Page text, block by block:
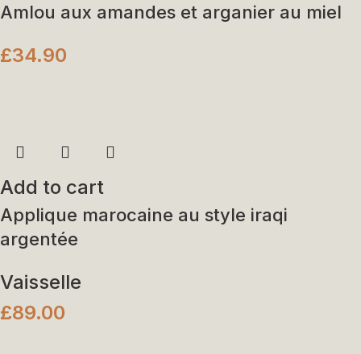
Amlou aux amandes et arganier au miel
£34.90
Add to cart
Applique marocaine au style iraqi
argentée
Vaisselle
£89.00